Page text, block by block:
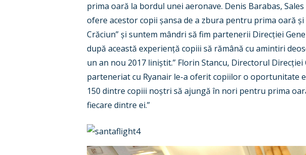
prima oară la bordul unei aeronave. Denis Barabas,
ofere acestor copii șansa de a zbura pentru prima oară
Crăciun” și suntem mândri să fim partenerii Direcției
după această experiență copiii să rămână cu amintiri
un an nou 2017 liniștit.” Florin Stancu, Directorul
parteneriat cu Ryanair le-a oferit copiilor o oportunitate
150 dintre copiii noștri să ajungă în nori pentru prima
fiecare dintre ei.”